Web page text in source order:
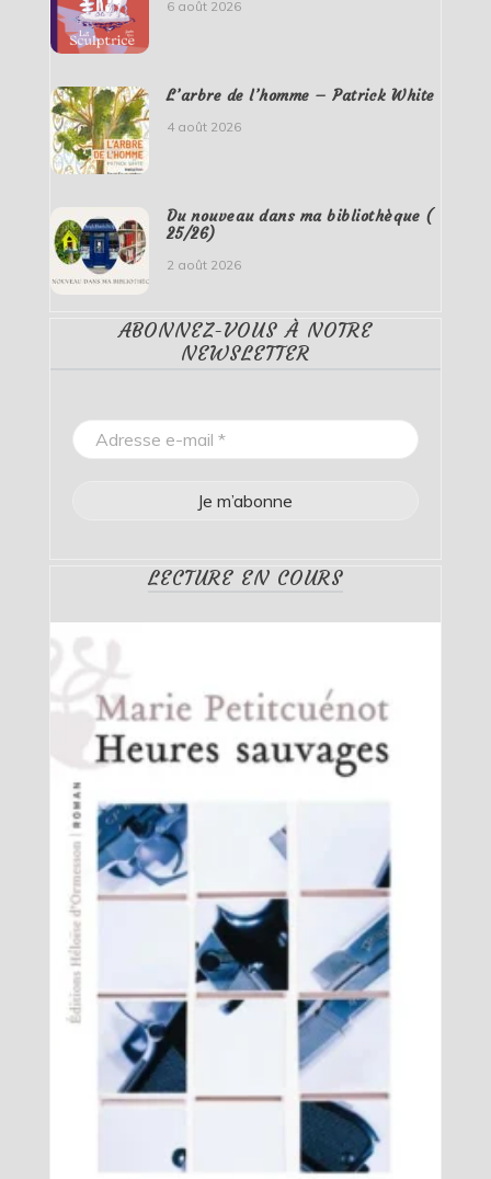
6 août 2026
L’arbre de l’homme – Patrick White
4 août 2026
Du nouveau dans ma bibliothèque (
25/26)
2 août 2026
ABONNEZ-VOUS À NOTRE
NEWSLETTER
LECTURE EN COURS